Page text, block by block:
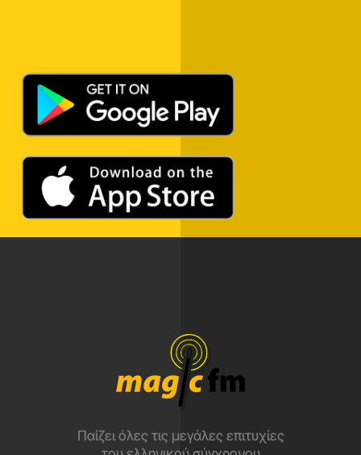
Παίζει όλες τις μεγάλες επιτυχίες